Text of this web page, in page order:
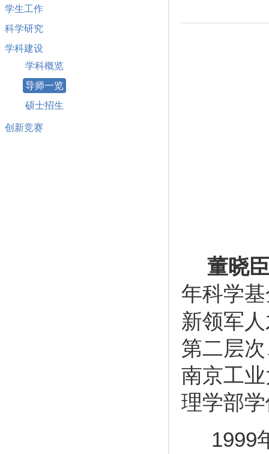
学生工作
科学研究
学科建设
学科概览
导师一览
硕士招生
创新竞赛
董晓
年科学
新领军
第二层
南京工
理学部
1999